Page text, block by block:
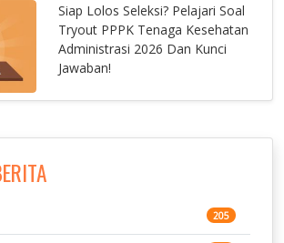
Siap Lolos Seleksi? Pelajari Soal
Tryout PPPK Tenaga Kesehatan
Administrasi 2026 Dan Kunci
Jawaban!
205